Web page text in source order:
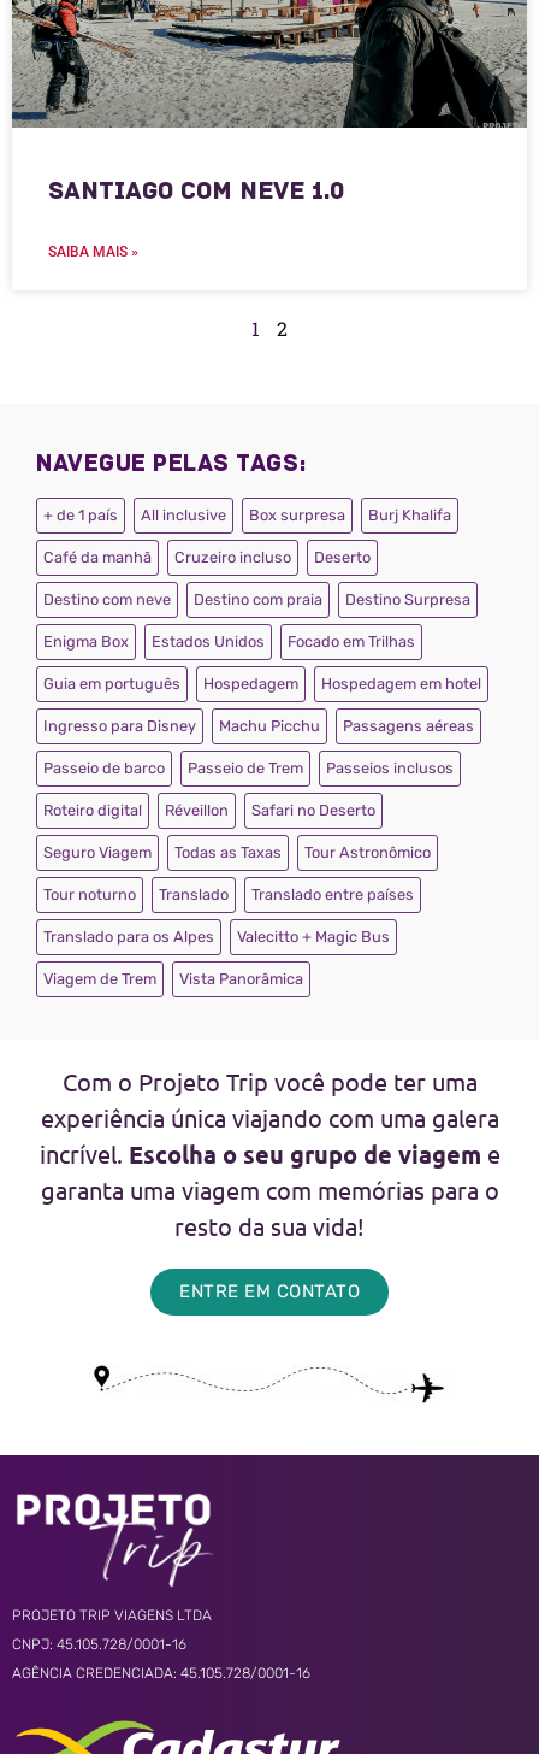
Santiago com Neve 1.0
SAIBA MAIS »
1 2
Navegue pelas tags:
+ de 1 país All inclusive Box surpresa Burj Khalifa
Café da manhã Cruzeiro incluso Deserto
Destino com neve Destino com praia Destino Surpresa
Enigma Box Estados Unidos Focado em Trilhas
Guia em português Hospedagem Hospedagem em hotel
Ingresso para Disney Machu Picchu Passagens aéreas
Passeio de barco Passeio de Trem Passeios inclusos
Roteiro digital Réveillon Safari no Deserto
Seguro Viagem Todas as Taxas Tour Astronômico
Tour noturno Translado Translado entre países
Translado para os Alpes Valecitto + Magic Bus
Viagem de Trem Vista Panorâmica
Com o Projeto Trip você pode ter uma
experiência única viajando com uma galera
incrível. Escolha o seu grupo de viagem e
garanta uma viagem com memórias para o
resto da sua vida!
ENTRE EM CONTATO
PROJETO TRIP VIAGENS LTDA
CNPJ: 45.105.728/0001-16
AGÊNCIA CREDENCIADA: 45.105.728/0001-16